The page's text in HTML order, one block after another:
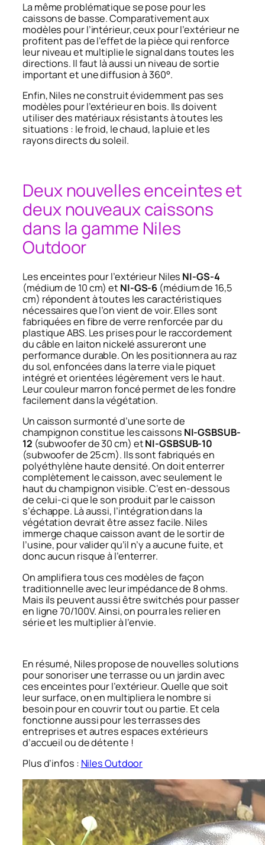
La même problématique se pose pour les
caissons de basse. Comparativement aux
modèles pour l’intérieur, ceux pour l’extérieur ne
profitent pas de l’effet de la pièce qui renforce
leur niveau et multiplie le signal dans toutes les
directions. Il faut là aussi un niveau de sortie
important et une diffusion à 360°.
Enfin, Niles ne construit évidemment pas ses
modèles pour l’extérieur en bois. Ils doivent
utiliser des matériaux résistants à toutes les
situations : le froid, le chaud, la pluie et les
rayons directs du soleil.
Deux nouvelles enceintes et
deux nouveaux caissons
dans la gamme Niles
Outdoor
Les enceintes pour l’extérieur Niles NI-GS-4
(médium de 10 cm) et NI-GS-6 (médium de 16,5
cm) répondent à toutes les caractéristiques
nécessaires que l’on vient de voir. Elles sont
fabriquées en fibre de verre renforcée par du
plastique ABS. Les prises pour le raccordement
du câble en laiton nickelé assureront une
performance durable. On les positionnera au raz
du sol, enfoncées dans la terre via le piquet
intégré et orientées légèrement vers le haut.
Leur couleur marron foncé permet de les fondre
facilement dans la végétation.
Un caisson surmonté d’une sorte de
champignon constitue les caissons NI-GSBSUB-
12 (subwoofer de 30 cm) etNI-GSBSUB-10
(subwoofer de 25 cm). Ils sont fabriqués en
polyéthylène haute densité. On doit enterrer
complètement le caisson, avec seulement le
haut du champignon visible. C’est en-dessous
de celui-ci que le son produit par le caisson
s’échappe. Là aussi, l’intégration dans la
végétation devrait être assez facile. Niles
immerge chaque caisson avant de le sortir de
l’usine, pour valider qu’il n’y a aucune fuite, et
donc aucun risque à l’enterrer.
On amplifiera tous ces modèles de façon
traditionnelle avec leur impédance de 8 ohms.
Mais ils peuvent aussi être switchés pour passer
en ligne 70/100V. Ainsi, on pourra les relier en
série et les multiplier à l’envie.
En résumé, Niles propose de nouvelles solutions
pour sonoriser une terrasse ou un jardin avec
ces enceintes pour l’extérieur. Quelle que soit
leur surface, on en multipliera le nombre si
besoin pour en couvrir tout ou partie. Et cela
fonctionne aussi pour les terrasses des
entreprises et autres espaces extérieurs
d’accueil ou de détente !
Plus d’infos : Niles Outdoor